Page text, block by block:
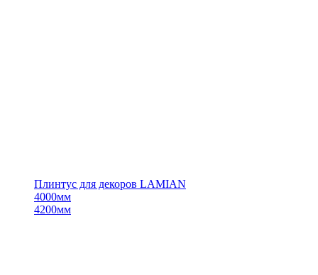
Плинтус для декоров LAMIAN
4000мм
4200мм